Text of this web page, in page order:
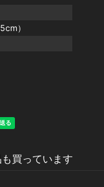
）
買っています